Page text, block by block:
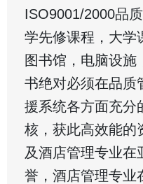
ISO9001/2000品
学先修课程，大学
图书馆，电脑设施
书绝对必须在品质
援系统各方面充分
核，获此高效能的
及酒店管理专业在
誉，酒店管理专业